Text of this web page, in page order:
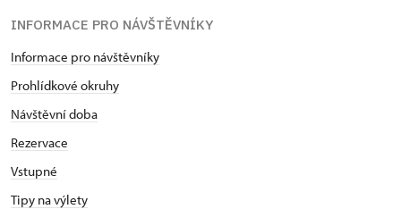
INFORMACE PRO NÁVŠTĚVNÍKY
Informace pro návštěvníky
Prohlídkové okruhy
Návštěvní doba
Rezervace
Vstupné
Tipy na výlety